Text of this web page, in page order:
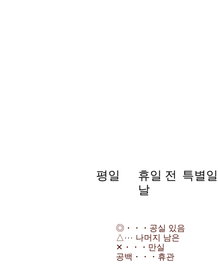
평일
휴일 전
날
특별일
◎・・・공실 있음
△··· 나머지 남은
✕・・・만실
공백・・・휴관